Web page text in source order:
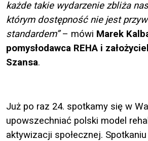
każde takie wydarzenie zbliża
którym dostępność nie jest
standardem”– mówi Marek
pomysłodawca REHA i
Szansa.
Już po raz 24. spotkamy się w
upowszechniać polski model
aktywizacji społecznej.